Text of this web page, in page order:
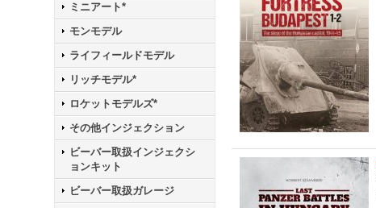
ミニアート*
モンモデル
ライフィールドモデル
リッチモデル*
ロケットモデルズ*
その他インジェクション
ビーバー取扱インジェクシ
ョンキット
ビーバー取扱ガレージ